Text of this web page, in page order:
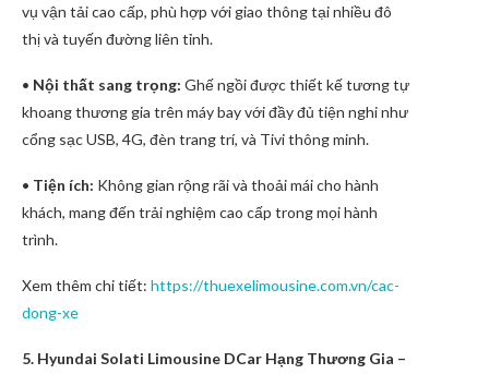
vụ vận tải cao cấp, phù hợp với giao thông tại nhiều đô
thị và tuyến đường liên tỉnh.
• Nội thất sang trọng: Ghế ngồi được thiết kế tương tự
khoang thương gia trên máy bay với đầy đủ tiện nghi như
cổng sạc USB, 4G, đèn trang trí, và Tivi thông minh.
• Tiện ích: Không gian rộng rãi và thoải mái cho hành
khách, mang đến trải nghiệm cao cấp trong mọi hành
trình.
Xem thêm chi tiết: https://thuexelimousine.com.vn/cac-
dong-xe
5. Hyundai Solati Limousine DCar Hạng Thương Gia –